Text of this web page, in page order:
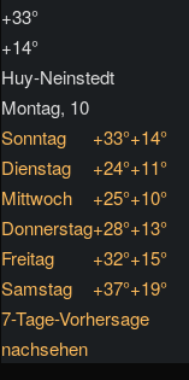
+33°
+14°
Huy-Neinstedt
Montag, 10
Sonntag
+33°+14°
Dienstag
+24°+11°
Mittwoch
+25°+10°
Donnerstag+28°+13°
Freitag
+32°+15°
Samstag
+37°+19°
7-Tage-Vorhersage
nachsehen